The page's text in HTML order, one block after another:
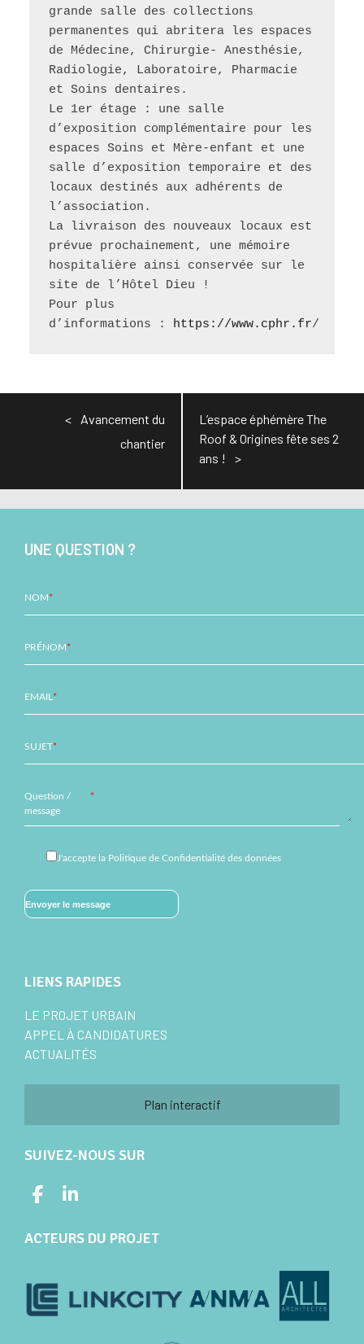
grande salle des collections
permanentes qui abritera les espaces
de Médecine, Chirurgie- Anesthésie,
Radiologie, Laboratoire, Pharmacie
et Soins dentaires.
Le 1er étage : une salle
d’exposition complémentaire pour les
espaces Soins et Mère-enfant et une
salle d’exposition temporaire et des
locaux destinés aux adhérents de
l’association.
La livraison des nouveaux locaux est
prévue prochainement, une mémoire
hospitalière ainsi conservée sur le
site de l’Hôtel Dieu !
Pour plus
d’informations : https://www.cphr.fr
Avancement du
chantier
L’espace éphémère The
Roof & Origines fête ses 2
ans !
UNE QUESTION ?
NOM*
PRÉNOM*
EMAIL *
SUJET*
Question /
message
*
J'accepte la Politique de Confidentialité des données
LIENS RAPIDES
LE PROJET URBAIN
APPEL À CANDIDATURES
ACTUALITÉS
Plan interactif
SUIVEZ-NOUS SUR
ACTEURS DU PROJET